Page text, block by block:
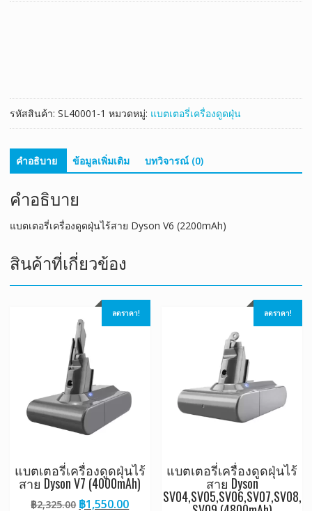
(2200mAh)
ชิ้น
รหัสสินค้า: SL40001-1 หมวดหมู่: แบตเตอรี่เครื่องดูดฝุ่น
คำอธิบาย ข้อมูลเพิ่มเติม บทวิจารณ์ (0)
คำอธิบาย
แบตเตอรี่เครื่องดูดฝุ่นไร้สาย Dyson V6 (2200mAh)
สินค้าที่เกี่ยวข้อง
ลดราคา!
แบตเตอรี่เครื่องดูดฝุ่นไร้
สาย Dyson V7 (4000mAh)
฿2,325.00 Original
฿1,550.00Current
ลดราคา!
แบตเตอรี่เครื่องดูดฝุ่นไร้
สาย Dyson
SV04,SV05,SV06,SV07,SV08,